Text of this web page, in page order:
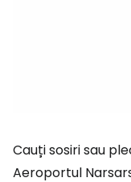
Cauți sosiri sau
Aeroportul